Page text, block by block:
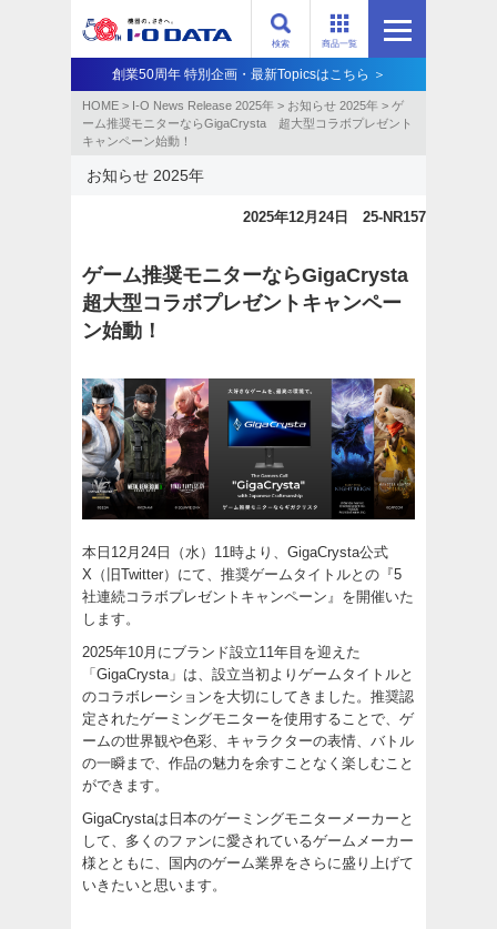
商品一覧
検索
創業50周年 特別企画・最新Topicsはこちら ＞
HOME > I-O News Release 2025年 > お知らせ 2025年 > ゲ
ーム推奨モニターならGigaCrysta 超大型コラボプレゼント
キャンペーン始動！
お知らせ 2025年
2025年12月24日 25-NR157
ゲーム推奨モニターならGigaCrysta
超大型コラボプレゼントキャンペー
ン始動！
本日12月24日（水）11時より、GigaCrysta公式
X（旧Twitter）にて、推奨ゲームタイトルとの『5
社連続コラボプレゼントキャンペーン』を開催いた
します。
2025年10月にブランド設立11年目を迎えた
「GigaCrysta」は、設立当初よりゲームタイトルと
のコラボレーションを大切にしてきました。推奨認
定されたゲーミングモニターを使用することで、ゲ
ームの世界観や色彩、キャラクターの表情、バトル
の一瞬まで、作品の魅力を余すことなく楽しむこと
ができます。
GigaCrystaは日本のゲーミングモニターメーカーと
して、多くのファンに愛されているゲームメーカー
様とともに、国内のゲーム業界をさらに盛り上げて
いきたいと思います。